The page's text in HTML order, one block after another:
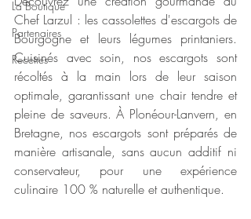
La Boutique
Partenaires
Recettes
Chef Larzul : les cassolettes d'escargots de
Bourgogne et leurs légumes printaniers.
Cuisinés avec soin, nos escargots sont
récoltés à la main lors de leur saison
optimale, garantissant une chair tendre et
pleine de saveurs. À Plonéour-Lanvern, en
Bretagne, nos escargots sont préparés de
manière artisanale, sans aucun additif ni
conservateur, pour une expérience
culinaire 100 % naturelle et authentique.